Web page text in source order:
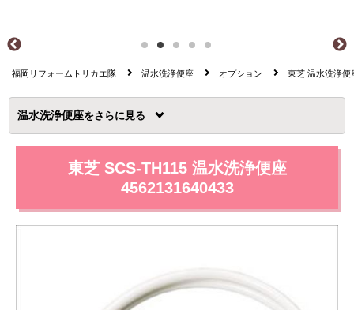
福岡リフォームトリカエ隊 温水洗浄便座 オプション 東芝 温水洗浄便
温水洗浄便座を
東芝 SCS-TH115 温水洗浄便座
4562131640433